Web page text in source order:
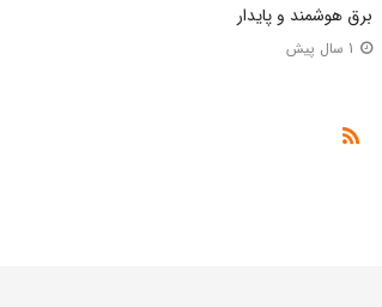
برق هوشمند و پایدار